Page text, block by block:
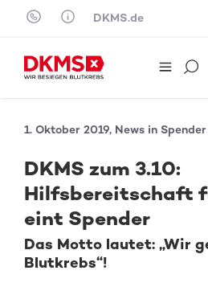
Skip to content
DKMS.de
1. Oktober 2019, News in
DKMS zum 3.10:
Hilfsbereitschaft
eint Spender
Das Motto lautet: „Wir
Blutkrebs“!